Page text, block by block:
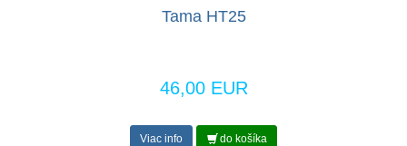
Tama HT25
46,00 EUR
Viac info do košíka